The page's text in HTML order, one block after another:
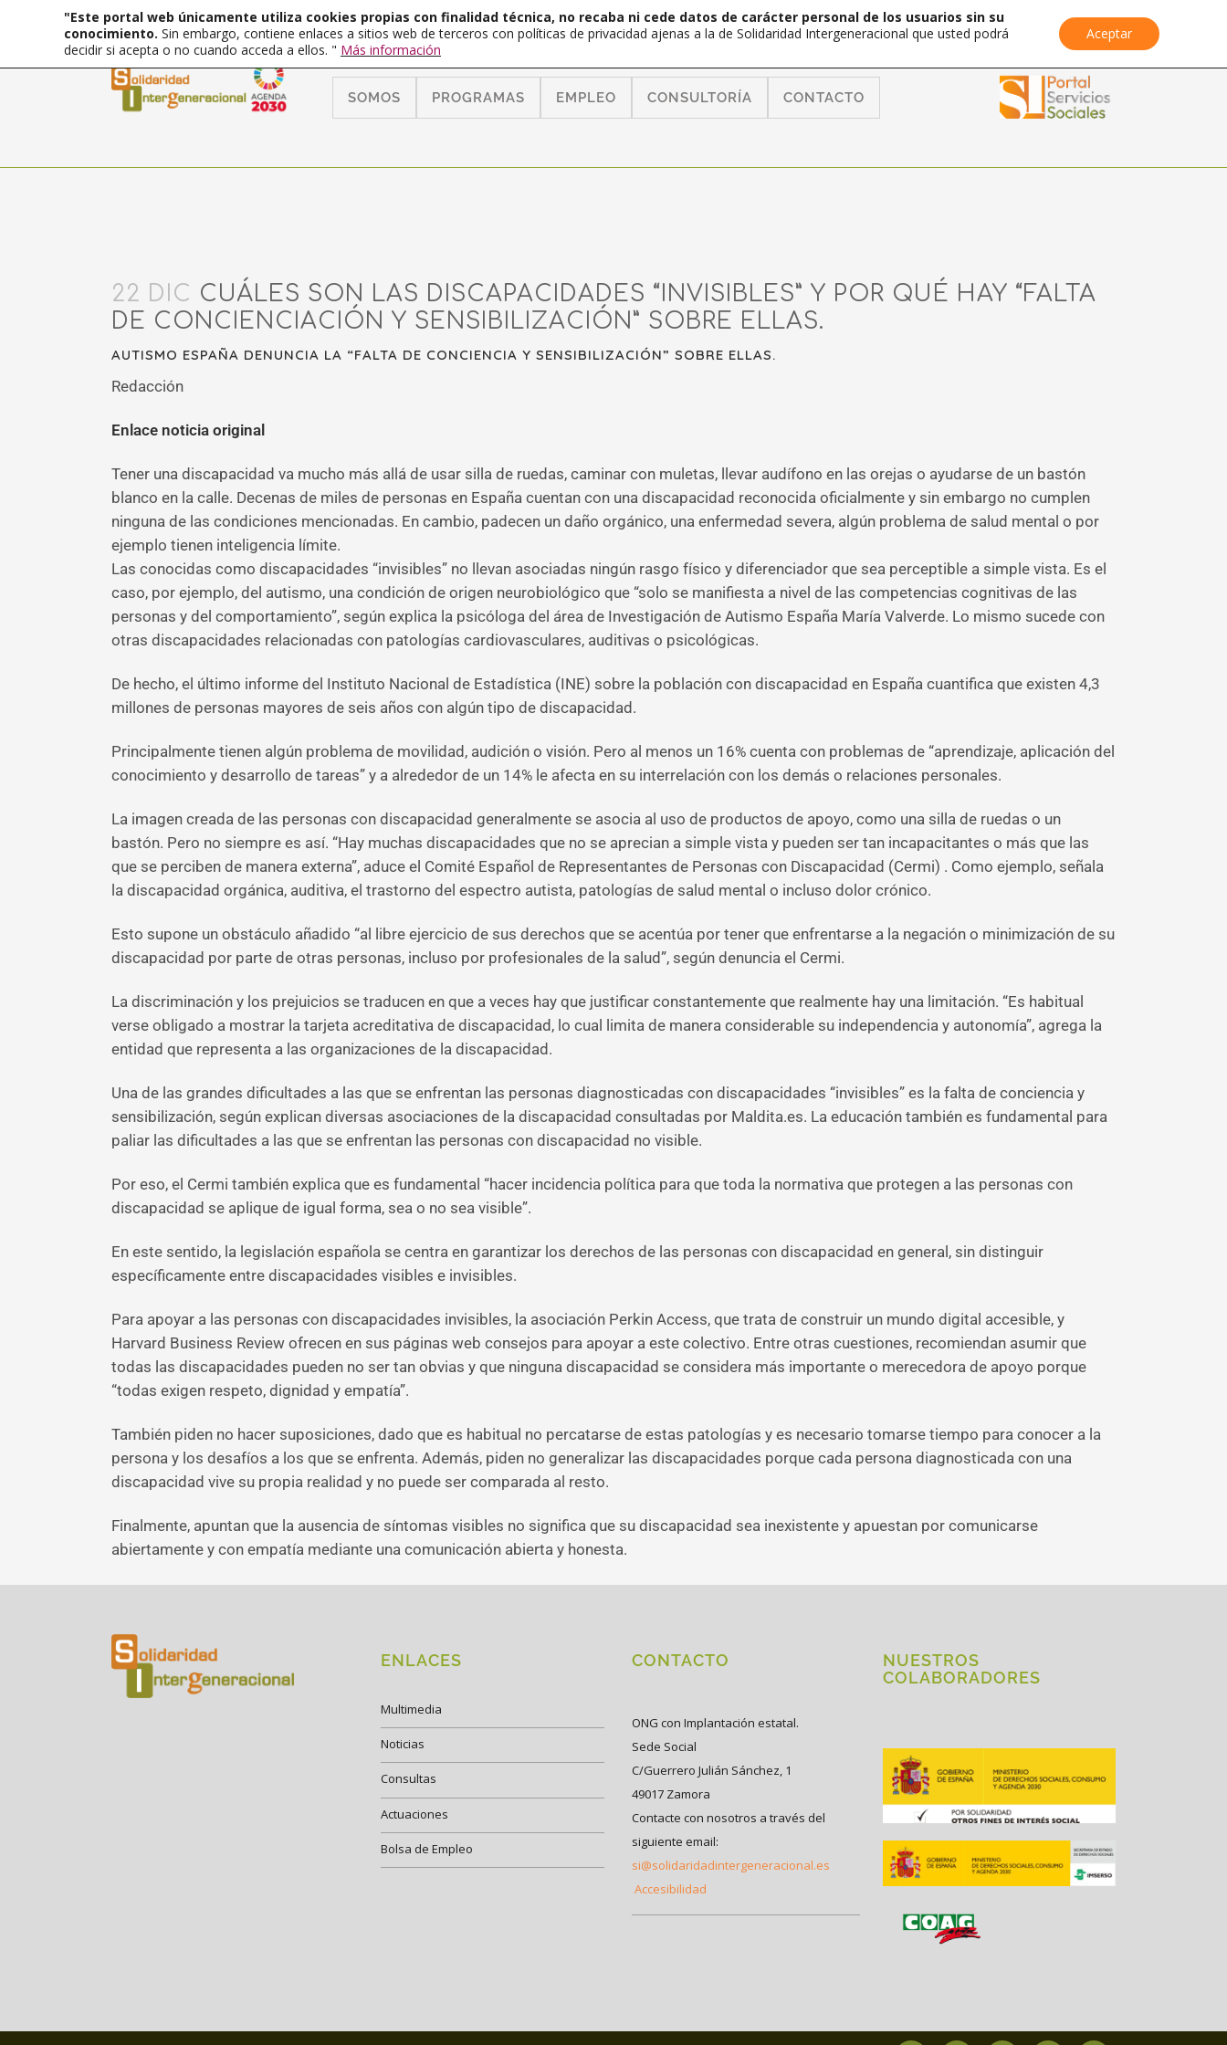
SOMOS PROGRAMAS EMPLEO CONSULTORÍA CONTACTO
22 DIC CUÁLES SON LAS DISCAPACIDADES “INVISIBLES” Y POR QUÉ HAY “FALTA
DE CONCIENCIACIÓN Y SENSIBILIZACIÓN” SOBRE ELLAS.
AUTISMO ESPAÑA DENUNCIA LA “FALTA DE CONCIENCIA Y SENSIBILIZACIÓN” SOBRE ELLAS.
Redacción
Enlace noticia original
Tener una discapacidad va mucho más allá de usar silla de ruedas, caminar con muletas, llevar audífono en las orejas o ayudarse de un bastón
blanco en la calle. Decenas de miles de personas en España cuentan con una discapacidad reconocida oficialmente y sin embargo no cumplen
ninguna de las condiciones mencionadas. En cambio, padecen un daño orgánico, una enfermedad severa, algún problema de salud mental o por
ejemplo tienen inteligencia límite.
Las conocidas como discapacidades “invisibles” no llevan asociadas ningún rasgo físico y diferenciador que sea perceptible a simple vista. Es el
caso, por ejemplo, del autismo, una condición de origen neurobiológico que “solo se manifiesta a nivel de las competencias cognitivas de las
personas y del comportamiento”, según explica la psicóloga del área de Investigación de Autismo España María Valverde. Lo mismo sucede con
otras discapacidades relacionadas con patologías cardiovasculares, auditivas o psicológicas.
De hecho, el último informe del Instituto Nacional de Estadística (INE) sobre la población con discapacidad en España cuantifica que existen 4,3
millones de personas mayores de seis años con algún tipo de discapacidad.
Principalmente tienen algún problema de movilidad, audición o visión. Pero al menos un 16% cuenta con problemas de “aprendizaje, aplicación del
conocimiento y desarrollo de tareas” y a alrededor de un 14% le afecta en su interrelación con los demás o relaciones personales.
La imagen creada de las personas con discapacidad generalmente se asocia al uso de productos de apoyo, como una silla de ruedas o un
bastón. Pero no siempre es así. “Hay muchas discapacidades que no se aprecian a simple vista y pueden ser tan incapacitantes o más que las
que se perciben de manera externa”, aduce el Comité Español de Representantes de Personas con Discapacidad (Cermi) . Como ejemplo, señala
la discapacidad orgánica, auditiva, el trastorno del espectro autista, patologías de salud mental o incluso dolor crónico.
Esto supone un obstáculo añadido “al libre ejercicio de sus derechos que se acentúa por tener que enfrentarse a la negación o minimización de su
discapacidad por parte de otras personas, incluso por profesionales de la salud”, según denuncia el Cermi.
La discriminación y los prejuicios se traducen en que a veces hay que justificar constantemente que realmente hay una limitación. “Es habitual
verse obligado a mostrar la tarjeta acreditativa de discapacidad, lo cual limita de manera considerable su independencia y autonomía”, agrega la
entidad que representa a las organizaciones de la discapacidad.
Una de las grandes dificultades a las que se enfrentan las personas diagnosticadas con discapacidades “invisibles” es la falta de conciencia y
sensibilización, según explican diversas asociaciones de la discapacidad consultadas por Maldita.es. La educación también es fundamental para
paliar las dificultades a las que se enfrentan las personas con discapacidad no visible.
Por eso, el Cermi también explica que es fundamental “hacer incidencia política para que toda la normativa que protegen a las personas con
discapacidad se aplique de igual forma, sea o no sea visible”.
En este sentido, la legislación española se centra en garantizar los derechos de las personas con discapacidad en general, sin distinguir
específicamente entre discapacidades visibles e invisibles.
Para apoyar a las personas con discapacidades invisibles, la asociación Perkin Access, que trata de construir un mundo digital accesible, y
Harvard Business Review ofrecen en sus páginas web consejos para apoyar a este colectivo. Entre otras cuestiones, recomiendan asumir que
todas las discapacidades pueden no ser tan obvias y que ninguna discapacidad se considera más importante o merecedora de apoyo porque
“todas exigen respeto, dignidad y empatía”.
También piden no hacer suposiciones, dado que es habitual no percatarse de estas patologías y es necesario tomarse tiempo para conocer a la
persona y los desafíos a los que se enfrenta. Además, piden no generalizar las discapacidades porque cada persona diagnosticada con una
discapacidad vive su propia realidad y no puede ser comparada al resto.
Finalmente, apuntan que la ausencia de síntomas visibles no significa que su discapacidad sea inexistente y apuestan por comunicarse
abiertamente y con empatía mediante una comunicación abierta y honesta.
ENLACES
Multimedia
Noticias
Consultas
Actuaciones
Bolsa de Empleo
CONTACTO
ONG con Implantación estatal.
Sede Social
C/Guerrero Julián Sánchez, 1
49017 Zamora
Contacte con nosotros a través del
siguiente email:
si@solidaridadintergeneracional.es
Accesibilidad
NUESTROS
COLABORADORES
"Este portal web únicamente utiliza cookies propias con finalidad técnica, no recaba ni cede datos de carácter personal de los usuarios sin su
conocimiento. Sin embargo, contiene enlaces a sitios web de terceros con políticas de privacidad ajenas a la de Solidaridad Intergeneracional que usted podrá
decidir si acepta o no cuando acceda a ellos. " Más información
Aceptar